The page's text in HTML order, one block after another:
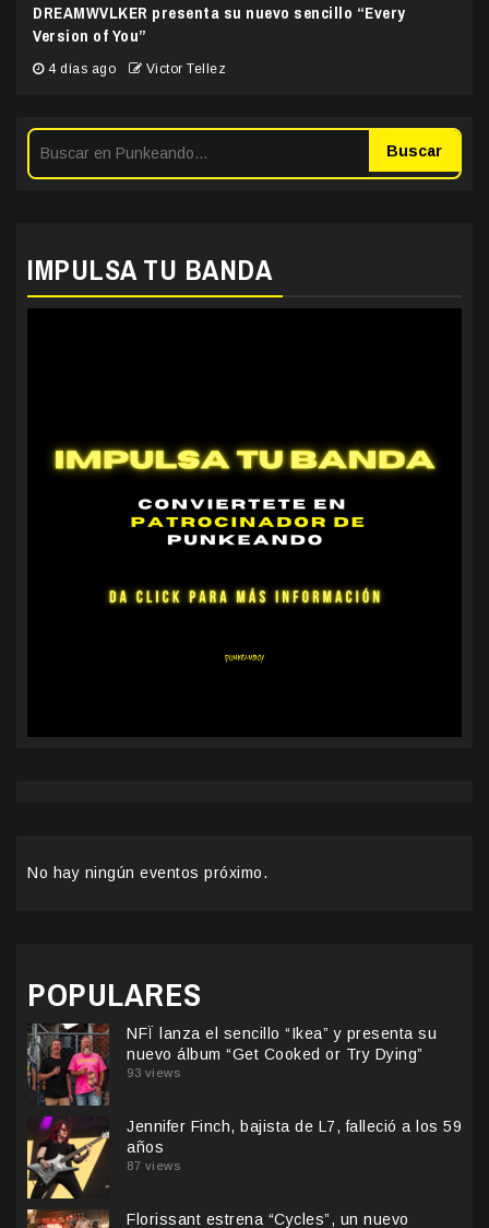
DREAMWVLKER presenta su nuevo sencillo “Every
Version of You”
4 días ago Victor Tellez
Buscar
IMPULSA TU BANDA
No hay ningún eventos próximo.
POPULARES
NFÏ lanza el sencillo “Ikea” y presenta su
nuevo álbum “Get Cooked or Try Dying”
93 views
Jennifer Finch, bajista de L7, falleció a los 59
años
87 views
Florissant estrena “Cycles”, un nuevo